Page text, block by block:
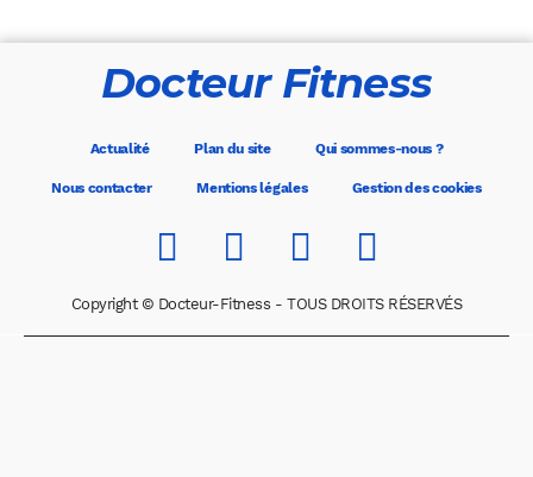
Docteur Fitness
Actualité Plan du site Qui sommes-nous ?
Nous contacter Mentions légales Gestion des cookies
Copyright © Docteur-Fitness - TOUS DROITS RÉSERVÉS